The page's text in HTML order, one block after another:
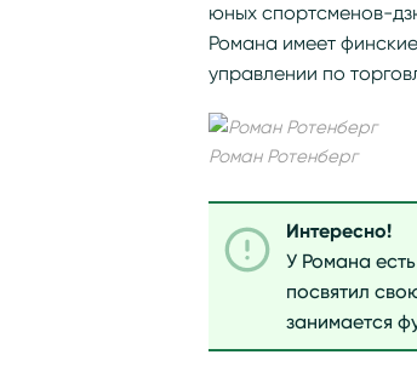
юных спортсменов-
Романа имеет
управлении по
Роман Ротенберг
Интересно!
У Романа
посвятил
занимается